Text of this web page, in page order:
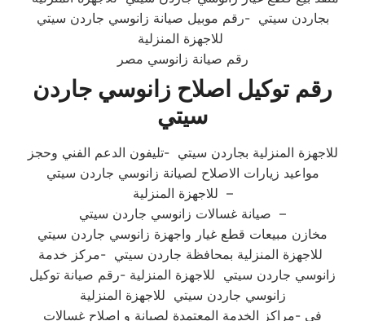
بجاردن سيتي -رقم موبيل صيانة زانوسي جاردن سيتي
للاجهزة المنزلية
رقم صيانة زانوسي مصر
رقم توكيل اصلاح زانوسي جاردن
سيتي
للاجهزة المنزلية بجاردن سيتي -تليفون الدعم الفني وحجز
مواعيد زيارات الاصلاح لصيانة زانوسي جاردن سيتي
للاجهزة المنزلية –
صيانة غسالات زانوسي جاردن سيتي –
مخازن مبيعات قطع غيار واجهزة زانوسي جاردن سيتي
للاجهزة المنزلية بمحافظة جاردن سيتي -مركز خدمة
زانوسي جاردن سيتي للاجهزة المنزلية -رقم صيانة توكيل
زانوسي جاردن سيتي للاجهزة المنزلية
في -مراكز الخدمة المعتمدة لصيانة و اصلاح غسالات